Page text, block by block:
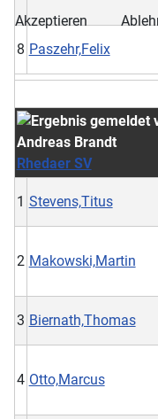
8 Paszehr,Felix
Rhedaer SV
1 Stevens,Titus
2 Makowski,Martin
3 Biernath,Thomas
4 Otto,Marcus
Akzeptieren